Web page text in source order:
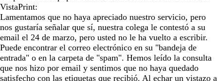
VistaPrint:
Lamentamos que no haya apreciado nuestro servicio, pero
nos gustaría señalar que sí, nuestra colega le contestó a su
email el 24 de marzo, pero usted no le ha vuelto a escribir.
Puede encontrar el correo electrónico en su "bandeja de
entrada" o en la carpeta de "spam". Hemos leído la consulta
que nos hizo por email y sentimos que no haya quedado
satisfecho con las etiquetas que recibió. Al echar un vistazo a